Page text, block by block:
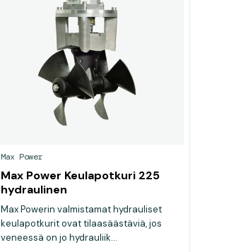
Max Power
Max Power Keulapotkuri 225
hydraulinen
Max Powerin valmistamat hydrauliset
keulapotkurit ovat tilaasäästäviä, jos
veneessä on jo hydrauliik...